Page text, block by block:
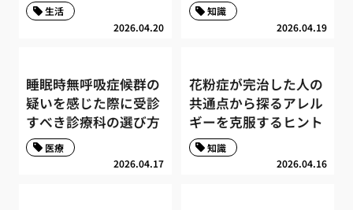
2026.04.20
生活
2026.04.19
知識
睡眠時無呼吸症候群の
疑いを感じた際に受診
すべき診療科の選び方
2026.04.17
医療
花粉症が完治した人の
共通点から探るアレル
ギーを克服するヒント
2026.04.16
知識